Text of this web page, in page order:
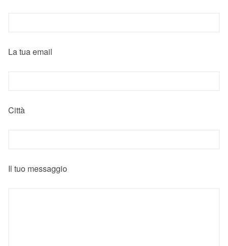
La tua email
Città
Il tuo messaggio